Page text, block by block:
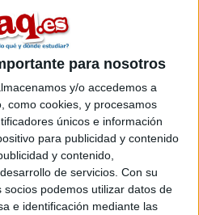
para nosotros
y/o accedemos a
como cookies, y procesamos
únicos e información
para publicidad y contenido
y contenido,
de servicios. Con su
podemos utilizar datos de
e identificación mediante las